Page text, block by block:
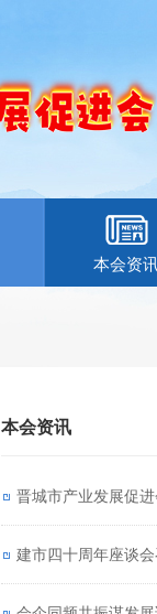
本会资
本会资讯
晋城市产业发展促
建市四十周年座谈